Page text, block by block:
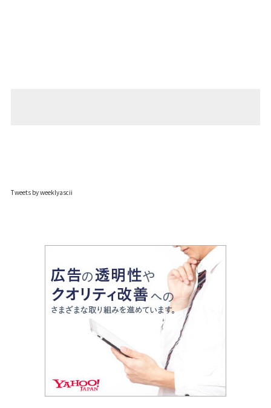
Tweets by weeklyascii